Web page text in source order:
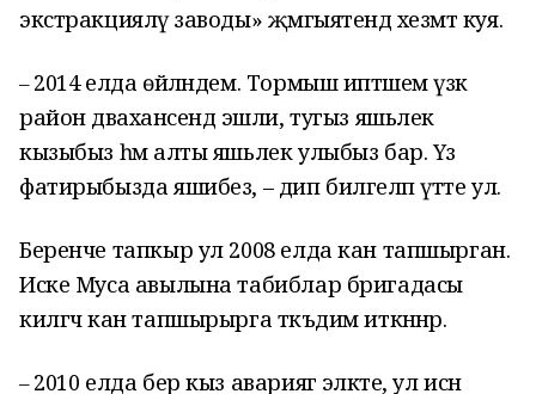
экстракцияләү заводы» җәмгыятендә хезмәт куя.
–2014 елда өйләндем. Тормыш иптәшем үзәк
район дәваханәсендә эшли, тугыз яшьлек
кызыбыз һәм алты яшьлек улыбыз бар. Үз
фатирыбызда яшибез, – дип билгеләп үтте ул.
Беренче тапкыр ул 2008 елда кан тапшырган.
Иске Муса авылына табиблар бригадасы
килгәч кан тапшырырга тәкъдим иткәннәр.
–2010 елда бер кыз авариягә эләкте, ул исән